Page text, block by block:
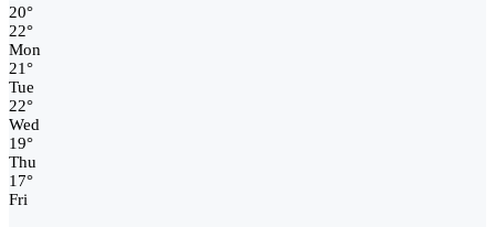
20°
22°
Mon
21°
Tue
22°
Wed
19°
Thu
17°
Fri